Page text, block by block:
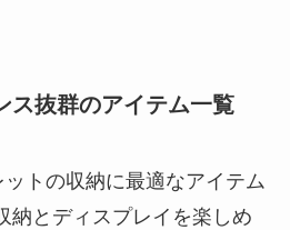
ス抜群のアイテム一覧
トの収納に最適なアイテム
納とディスプレイを楽しめ